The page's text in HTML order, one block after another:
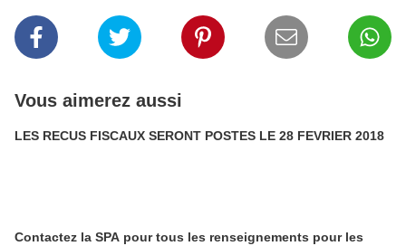
Vous aimerez aussi
LES RECUS FISCAUX SERONT POSTES LE 28 FEVRIER 2018
Contactez la SPA pour tous les renseignements pour les